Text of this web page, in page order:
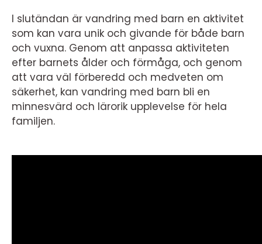
I slutändan är vandring med barn en aktivitet
som kan vara unik och givande för både barn
och vuxna. Genom att anpassa aktiviteten
efter barnets ålder och förmåga, och genom
att vara väl förberedd och medveten om
säkerhet, kan vandring med barn bli en
minnesvärd och lärorik upplevelse för hela
familjen.